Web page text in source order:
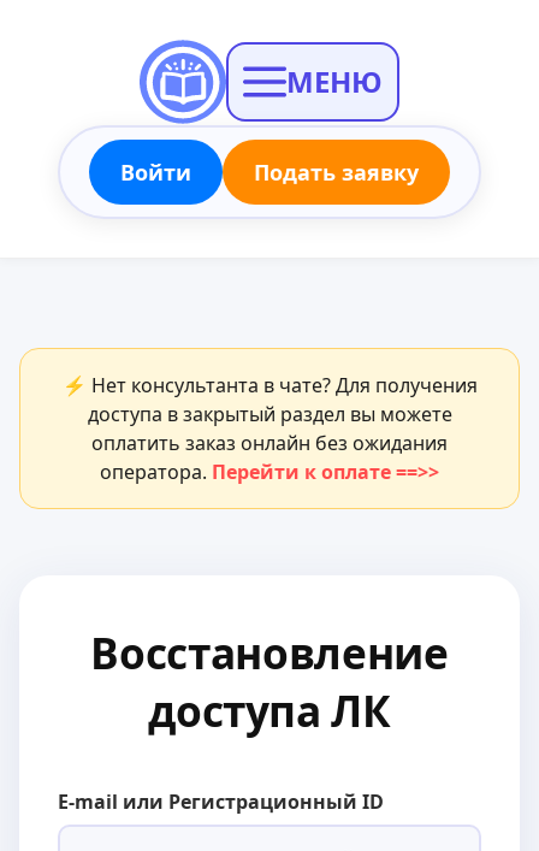
МЕНЮ
Войти Подать заявку
⚡ Нет консультанта в чате? Для получения
доступа в закрытый раздел вы можете
оплатить заказ онлайн без ожидания
оператора. Перейти к оплате ==>>
Восстановление
доступа ЛК
E-mail или Регистрационный ID